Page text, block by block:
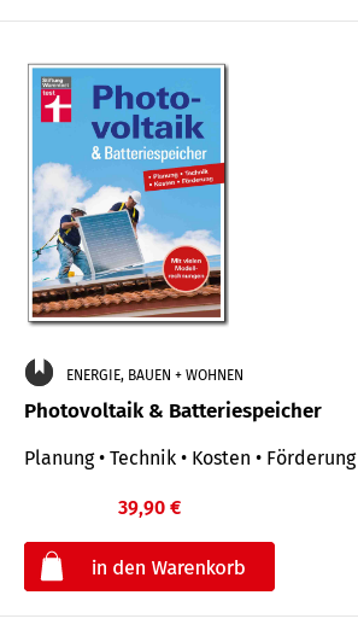
ENERGIE, BAUEN + WOHNEN
Photovoltaik & Batteriespeicher
Planung • Technik • Kosten • Förderung
39,90 €